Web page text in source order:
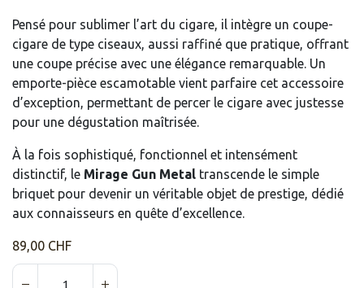
Pensé pour sublimer l’art du cigare, il intègre un coupe-
cigare de type ciseaux, aussi raffiné que pratique, offrant
une coupe précise avec une élégance remarquable. Un
emporte-pièce escamotable vient parfaire cet accessoire
d’exception, permettant de percer le cigare avec justesse
pour une dégustation maîtrisée.
À la fois sophistiqué, fonctionnel et intensément
distinctif, le Mirage Gun Metal transcende le simple
briquet pour devenir un véritable objet de prestige, dédié
aux connaisseurs en quête d’excellence.
89,00 CHF